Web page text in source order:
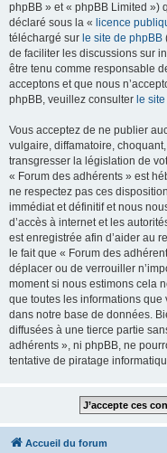
phpBB » et « phpBB Limited »)
déclaré sous la « licence
téléchargé sur le site de phpBB
de faciliter les discussions sur
être tenu comme responsable
acceptons et que nous
phpBB, veuillez consulter le
Vous acceptez de ne publier
vulgaire, diffamatoire,
transgresser la législation de
« Forum des adhérents » est
ne respectez pas ces
immédiat et définitif et nous
d’accès à internet et les
est enregistrée afin d’aider au
le fait que « Forum des
déplacer ou de verrouiller
moment si nous estimons cela
que toutes les informations
dans notre base de données.
diffusées à une tierce partie
adhérents », ni phpBB, ne
tentative de piratage
Accueil du forum